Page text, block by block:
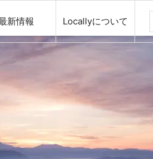
新情報 Locallyについて